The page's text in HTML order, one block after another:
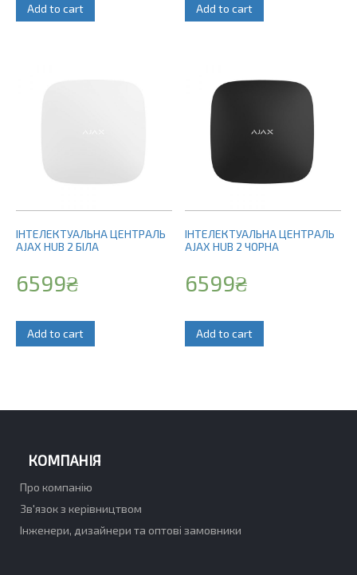
Add to cart Add to cart
ІНТЕЛЕКТУАЛЬНА ЦЕНТРАЛЬ
AJAX HUB 2 БІЛА
6599₴
Add to cart
ІНТЕЛЕКТУАЛЬНА ЦЕНТРАЛЬ
AJAX HUB 2 ЧОРНА
6599₴
Add to cart
КОМПАНІЯ
Про компанію
Зв'язок з керівництвом
Інженери, дизайнери та оптові замовники